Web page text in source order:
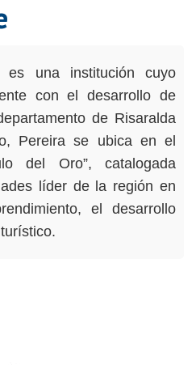
es una institución cuyo
con el desarrollo de
de Risaralda
Pereira se ubica en el
del Oro”, catalogada
líder de la región en
el desarrollo